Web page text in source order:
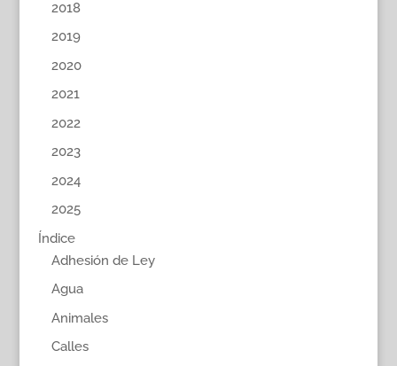
2018
2019
2020
2021
2022
2023
2024
2025
Índice
Adhesión de Ley
Agua
Animales
Calles